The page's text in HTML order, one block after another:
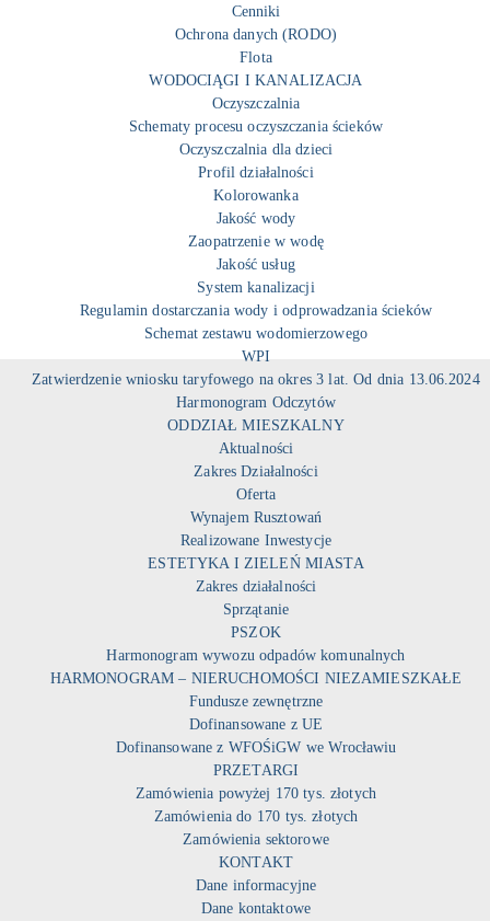
Cenniki
Ochrona danych (RODO)
Flota
WODOCIĄGI I KANALIZACJA
Oczyszczalnia
Schematy procesu oczyszczania ścieków
Oczyszczalnia dla dzieci
Profil działalności
Kolorowanka
Jakość wody
Zaopatrzenie w wodę
Jakość usług
System kanalizacji
Regulamin dostarczania wody i odprowadzania ścieków
Schemat zestawu wodomierzowego
WPI
Zatwierdzenie wniosku taryfowego na okres 3 lat. Od dnia 13.06.2024
Harmonogram Odczytów
ODDZIAŁ MIESZKALNY
Aktualności
Zakres Działalności
Oferta
Wynajem Rusztowań
Realizowane Inwestycje
ESTETYKA I ZIELEŃ MIASTA
Zakres działalności
Sprzątanie
PSZOK
Harmonogram wywozu odpadów komunalnych
HARMONOGRAM – NIERUCHOMOŚCI NIEZAMIESZKAŁE
Fundusze zewnętrzne
Dofinansowane z UE
Dofinansowane z WFOŚiGW we Wrocławiu
PRZETARGI
Zamówienia powyżej 170 tys. złotych
Zamówienia do 170 tys. złotych
Zamówienia sektorowe
KONTAKT
Dane informacyjne
Dane kontaktowe